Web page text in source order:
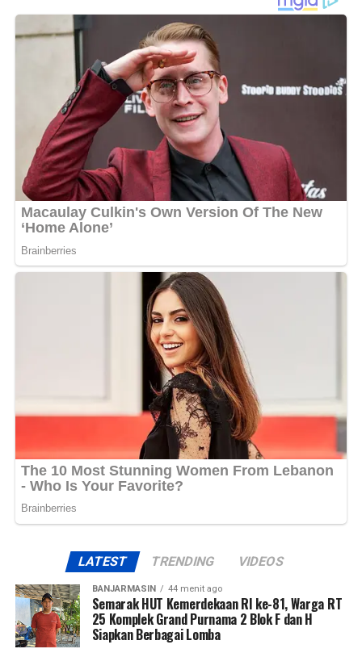
LATEST TRENDING VIDEOS
BANJARMASIN 44 menit ago
Semarak HUT Kemerdekaan RI ke-81, Warga RT
25 Komplek Grand Purnama 2 Blok F dan H
Siapkan Berbagai Lomba